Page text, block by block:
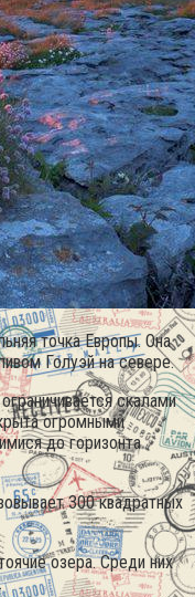
точка Европы. Она
Голуэй на севере.
скалами
огромными
до горизонта
300 квадратных
озера. Среди них